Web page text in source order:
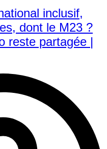
inclusif,
dont le M23 ?
reste partagée |